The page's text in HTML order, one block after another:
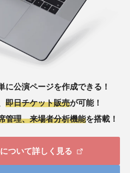
に公演ページを作成できる！
即日チケット販売が可能！
管理、来場者分析機能を搭載！
ついて詳しく見る